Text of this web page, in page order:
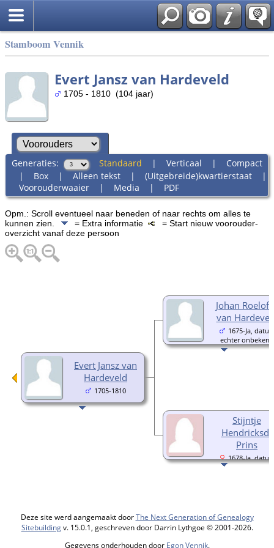
Stamboom Vennik
Evert Jansz van Hardeveld
1705 - 1810 (104 jaar)
Generaties: Standaard | Verticaal | Compact
| Box| Alleen tekst| (Uitgebreide)kwartierstaat|
Voorouderwaaier| Media | PDF
Opm.: Scroll eventueel naar beneden of naar rechts om alles te
kunnen zien.
= Extra informatie
= Start nieuw voorouder-
overzicht vanaf deze persoon
Evert Jansz van
Hardeveld
1705-1810
Johan
van
1675-Ja,
echter onbekend
Stijntje
Hendricksdr
Prins
1678-Ja,
echter onbekend
Deze site werd aangemaakt doorThe Next Generation of Genealogy
Sitebuildingv. 15.0.1, geschreven door Darrin Lythgoe © 2001-2026.
Gegevens onderhouden door Egon Vennik.